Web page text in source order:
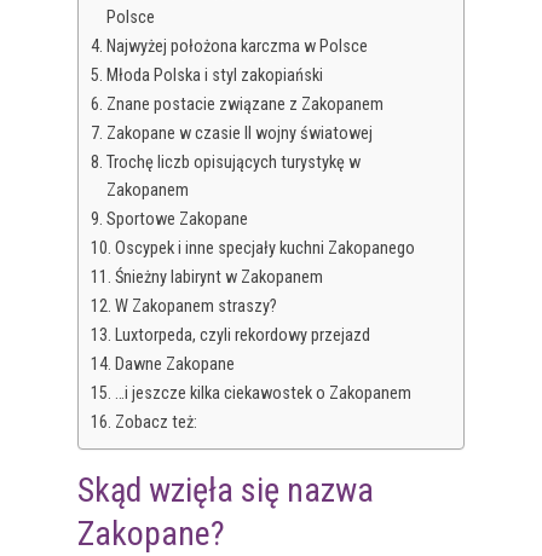
Polsce
Najwyżej położona karczma w Polsce
Młoda Polska i styl zakopiański
Znane postacie związane z Zakopanem
Zakopane w czasie II wojny światowej
Trochę liczb opisujących turystykę w
Zakopanem
Sportowe Zakopane
Oscypek i inne specjały kuchni Zakopanego
Śnieżny labirynt w Zakopanem
W Zakopanem straszy?
Luxtorpeda, czyli rekordowy przejazd
Dawne Zakopane
…i jeszcze kilka ciekawostek o Zakopanem
Zobacz też:
Skąd wzięła się nazwa
Zakopane?